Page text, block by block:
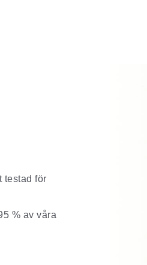
testad för
% av våra